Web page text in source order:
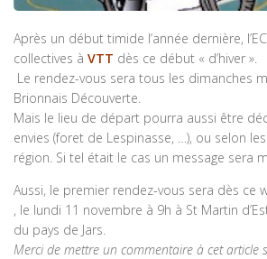
Après un début timide l’année dernière,
collectives à VTT dès ce début « d’hiver ».
Le rendez-vous sera tous les dimanches
Brionnais Découverte.
Mais le lieu de départ pourra aussi être
envies (foret de Lespinasse, …), ou selon
région. Si tel était le cas un message sera
Aussi, le premier rendez-vous sera dès ce
, le lundi 11 novembre à 9h à St Martin
du pays de Jars.
Merci de mettre un commentaire à cet article